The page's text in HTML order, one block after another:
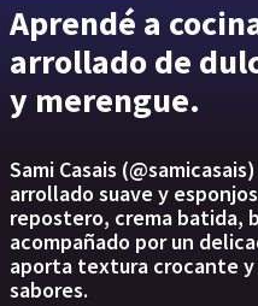
Aprendé a
arrollado de
y merengue.
Sami Casais
arrollado suave y
repostero, crema batida,
acompañado por un
aporta textura crocante
sabores.